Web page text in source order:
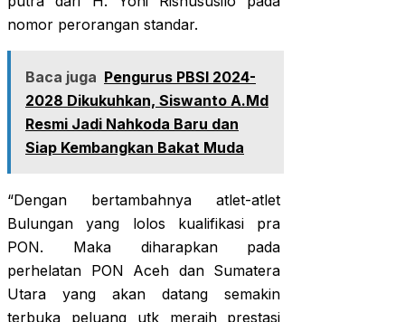
nomor perorangan standar.
Baca juga Pengurus PBSI 2024-
2028 Dikukuhkan, Siswanto A.Md
Resmi Jadi Nahkoda Baru dan
Siap Kembangkan Bakat Muda
“Dengan bertambahnya atlet-atlet
Bulungan yang lolos kualifikasi pra
PON. Maka diharapkan pada
perhelatan PON Aceh dan Sumatera
Utara yang akan datang semakin
terbuka peluang utk meraih prestasi